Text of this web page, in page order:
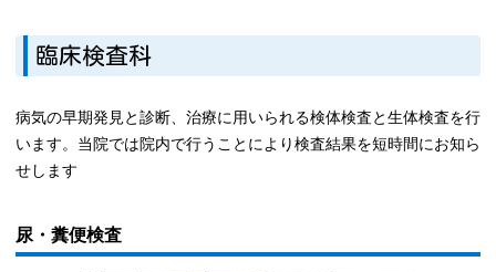
臨床検査科
病気の早期発見と診断、治療に用いられる検体検査と生体検査を行
います。当院では院内で行うことにより検査結果を短時間にお知ら
せします
尿・糞便検査